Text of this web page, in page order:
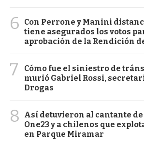
6
Con Perrone y Manini
tiene asegurados los votos
aprobación de la Rendición
7
Cómo fue el siniestro de
murió Gabriel Rossi,
Drogas
8
Así detuvieron al cantante
One23 y a chilenos que
en Parque Miramar